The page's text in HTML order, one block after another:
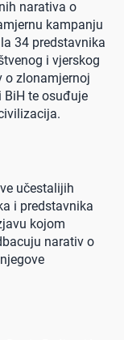
narativa o
kampanju
34 predstavnika
i vjerskog
o zlonamjernoj
te osuđuje
učestalijih
i predstavnika
kojom
narativ o